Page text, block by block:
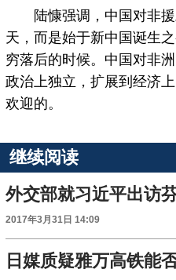
陆慷强调，中国对非援
天，而是始于新中国诞生
穷落后的时候。中国对非
政治上独立，扩展到经济
欢迎的。
继续阅读
2017年3月31日 14:09